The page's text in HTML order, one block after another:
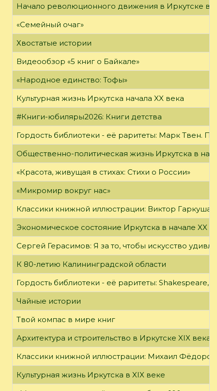
Начало революционного движения в Иркутске в
«Семейный очаг»
Хвостатые истории
Видеообзор «5 книг о Байкале»
«Народное единство: Тофы»
Культурная жизнь Иркутска начала XX века
#Книги-юбиляры2026: Книги детства
Гордость библиотеки - её раритеты: Марк Твен.
Общественно-политическая жизнь Иркутска в
«Красота, живущая в стихах: Стихи о России»
«Микромир вокруг нас»
Классики книжной иллюстрации: Виктор Гаркуша
Экономическое состояние Иркутска в начале XX
Сергей Герасимов: Я за то, чтобы искусство
К 80-летию Калининградской области
Гордость библиотеки - её раритеты: Shakespeare,
Чайные истории
Твой компас в мире книг
Архитектура и строительство в Иркутске XIX века
Классики книжной иллюстрации: Михаил Фёдоров
Культурная жизнь Иркутска в XIX веке